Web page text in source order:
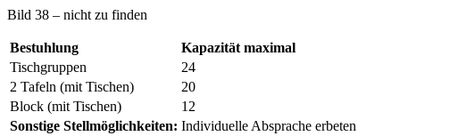
Bild 38 – nicht zu finden
Bestuhlung
Kapazität maximal
Tischgruppen
24
2 Tafeln (mit Tischen)
20
Block (mit Tischen)
12
Sonstige Stellmöglichkeiten: Individuelle Absprache erbeten